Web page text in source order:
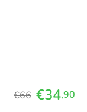
€66 €34,90